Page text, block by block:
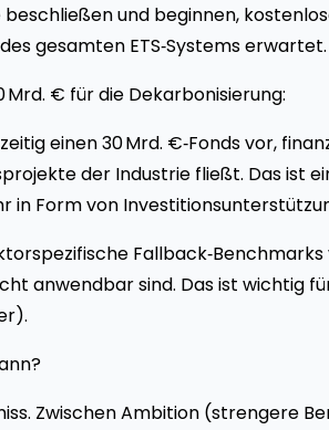
und beginnen,
gesamten ETS‑Systems erwartet.
€ für die Dekarbonisierung:
einen 30 Mrd. €‑Fonds vor,
der Industrie fließt. Das ist
in Form von
anwendbar sind. Das ist wichtig
Zwischen Ambition (strengere